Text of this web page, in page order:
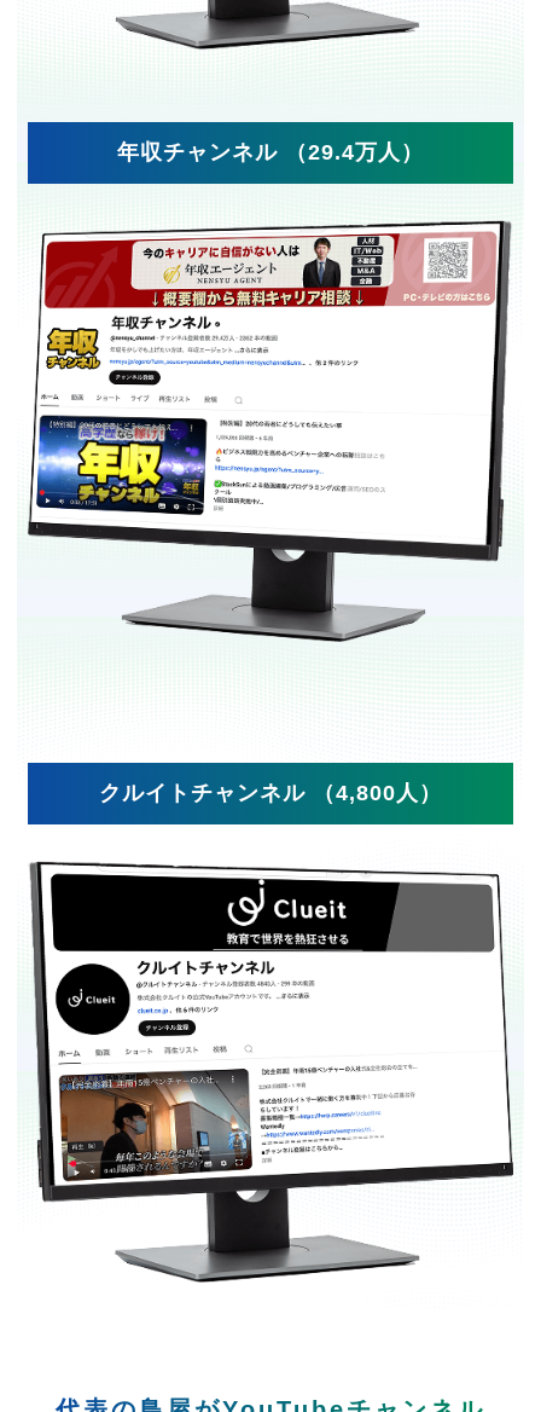
年収チャンネル （29.4万人）
クルイトチャンネル （4,800人）